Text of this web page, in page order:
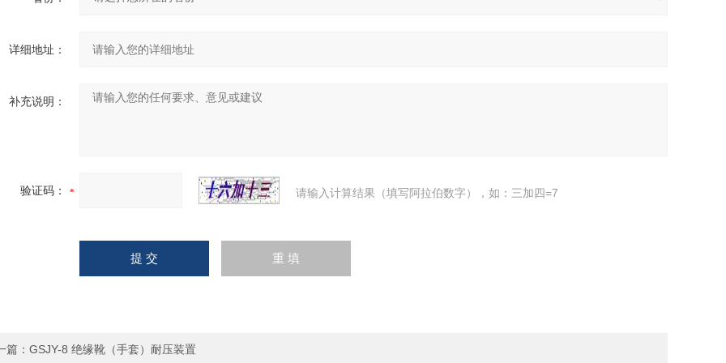
详细地址：
补充说明：
验证码： 请输入计算结果（填写阿拉伯数字），如：三加四=7
篇： GSJY-8 绝缘靴（手套）耐压装置